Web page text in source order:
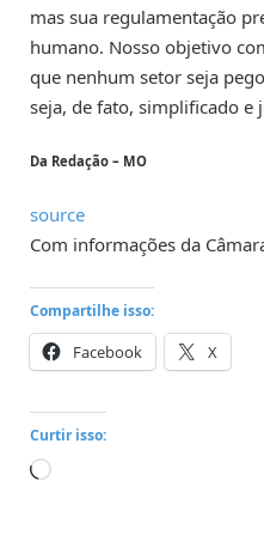
mas sua regulamentação
humano. Nosso objetivo
que nenhum setor seja
seja, de fato, simplificado e
Da Redação – MO
source
Com informações da
Compartilhe isso:
Facebook X
Curtir isso:
Carregando...